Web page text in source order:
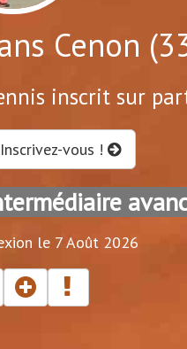
Cenon
inscrit sur
vous !
le 7 Août 2026